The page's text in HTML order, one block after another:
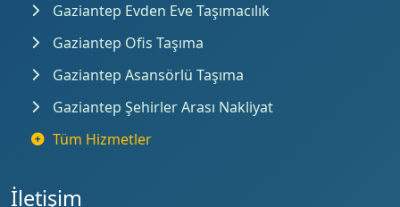
Gaziantep Evden Eve Taşımacılık
Gaziantep Ofis Taşıma
Gaziantep Asansörlü Taşıma
Gaziantep Şehirler Arası Nakliyat
Tüm Hizmetler
İletişim